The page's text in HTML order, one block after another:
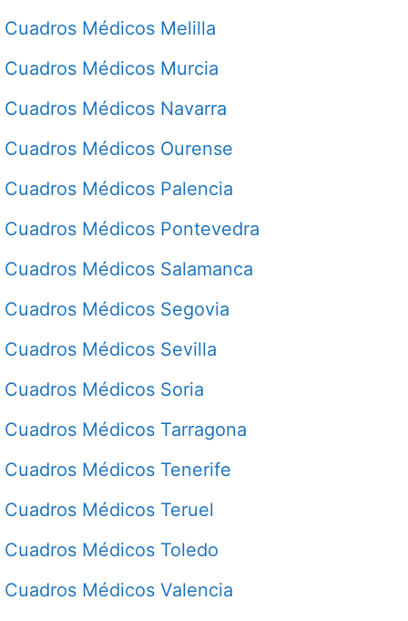
Cuadros Médicos Melilla
Cuadros Médicos Murcia
Cuadros Médicos Navarra
Cuadros Médicos Ourense
Cuadros Médicos Palencia
Cuadros Médicos Pontevedra
Cuadros Médicos Salamanca
Cuadros Médicos Segovia
Cuadros Médicos Sevilla
Cuadros Médicos Soria
Cuadros Médicos Tarragona
Cuadros Médicos Tenerife
Cuadros Médicos Teruel
Cuadros Médicos Toledo
Cuadros Médicos Valencia